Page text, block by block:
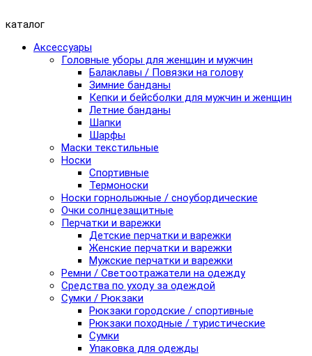
каталог
Аксессуары
Головные уборы для женщин и мужчин
Балаклавы / Повязки на голову
Зимние банданы
Кепки и бейсболки для мужчин и женщин
Летние банданы
Шапки
Шарфы
Маски текстильные
Носки
Спортивные
Термоноски
Носки горнолыжные / сноубордические
Очки солнцезащитные
Перчатки и варежки
Детские перчатки и варежки
Женские перчатки и варежки
Мужские перчатки и варежки
Ремни / Светоотражатели на одежду
Средства по уходу за одеждой
Сумки / Рюкзаки
Рюкзаки городские / спортивные
Рюкзаки походные / туристические
Сумки
Упаковка для одежды